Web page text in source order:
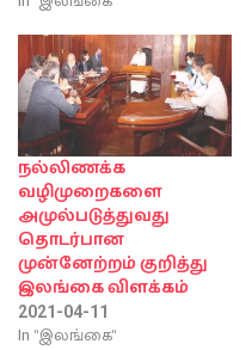
நல்லிணக்க
வழிமுறைகளை
அமுல்படுத்துவது
தொடர்பான
முன்னேற்றம் குறித்து
இலங்கை விளக்கம்
2021-04-11
In "இலங்கை"